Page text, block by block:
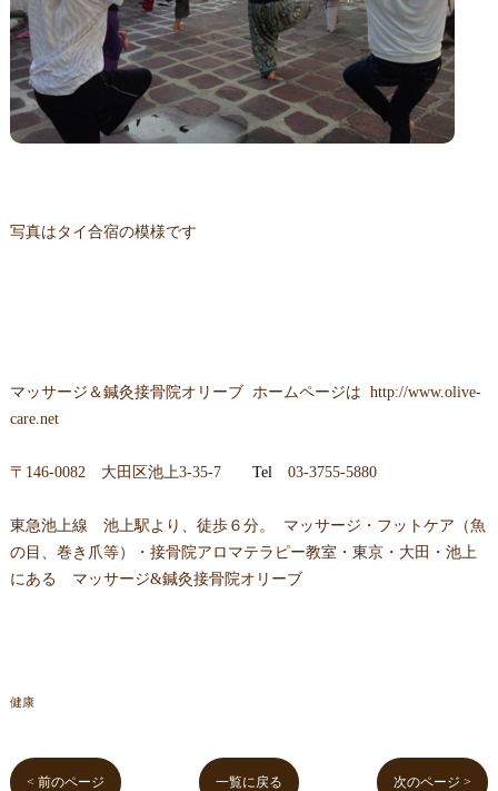
写真はタイ合宿の模様です
マッサージ＆鍼灸接骨院オリーブ ホームページは http://www.olive-
care.net
〒 146-0082 大田区池上3-35-7Tel 03-3755-5880
東急池上線 池上駅より、徒歩６分。 マッサージ・フットケア（魚
の目、巻き爪等）・接骨院アロマテラピー教室・東京・大田・池上
にある マッサージ&鍼灸接骨院オリーブ
健康
< 前のページ 一覧に戻る 次のページ >